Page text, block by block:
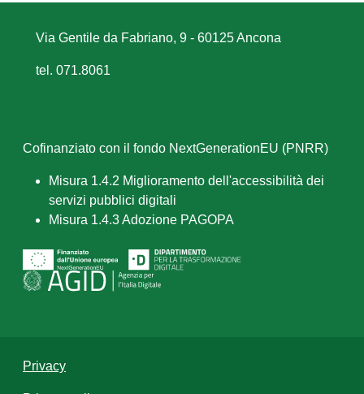
Via Gentile da Fabriano, 9 - 60125 Ancona
tel. 071.8061
Cofinanziato con il fondo NextGenerationEU (PNRR)
Misura 1.4.2 Miglioramento dell'accessibilità dei
servizi pubblici digitali
Misura 1.4.3 Adozione PAGOPA
Privacy